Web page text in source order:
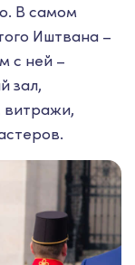
В самом
Иштвана –
с ней –
зал,
витражи,